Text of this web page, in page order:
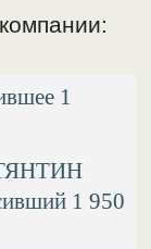
1
1 950